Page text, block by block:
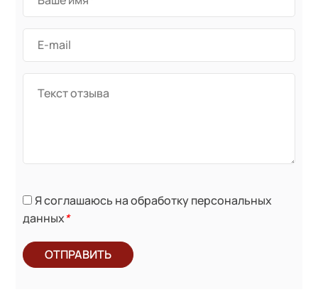
Я соглашаюсь на обработку персональных
данных*
ОТПРАВИТЬ